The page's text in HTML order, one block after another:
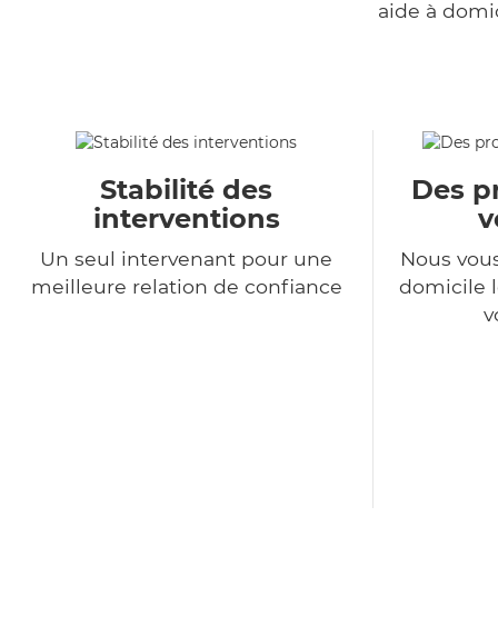
aide à
Stabilité des
interventions
Un seul intervenant pour une
meilleure relation de confiance
Des
Nous
domicile